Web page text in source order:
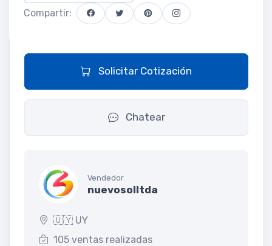
Compartir:
Solicitar Cotización
Chatear
Vendedor
nuevosolltda
🇺🇾 UY
105 ventas realizadas